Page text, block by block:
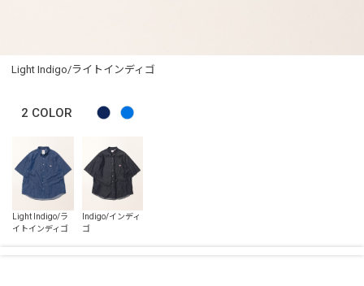
Light Indigo/ライトインディゴ
2 COLOR